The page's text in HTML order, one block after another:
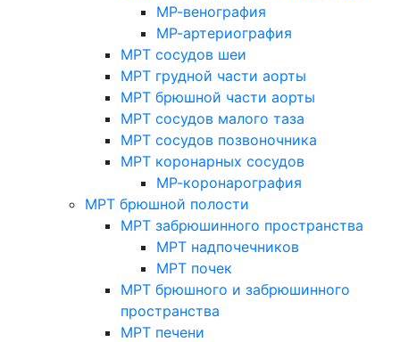
МР-венография
МР-артериография
МРТ сосудов шеи
МРТ грудной части аорты
МРТ брюшной части аорты
МРТ сосудов малого таза
МРТ сосудов позвоночника
МРТ коронарных сосудов
МР-коронарография
МРТ брюшной полости
МРТ забрюшинного пространства
МРТ надпочечников
МРТ почек
МРТ брюшного и забрюшинного
пространства
МРТ печени